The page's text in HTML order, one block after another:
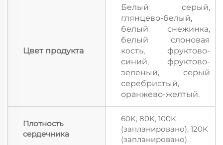
Цвет продукта
Белый серый,
глянцево-белый,
белый снежинка,
белый слоновая
кость, фруктово-
синий, фруктово-
зеленый, серый
серебристый,
оранжево-желтый.
Плотность
сердечника
60K, 80K, 100K
(запланировано), 120K
(запланировано).